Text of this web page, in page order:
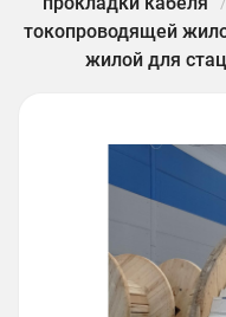
токопроводящей
жилой для